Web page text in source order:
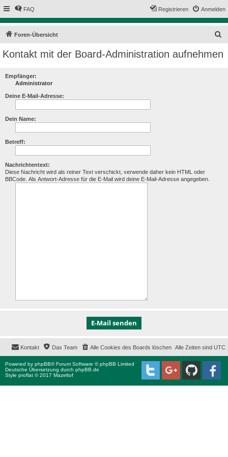
FAQ Anmelden
Registrieren
Foren-Übersicht
c
Kontakt mit der Board-Administration aufnehmen
Empfänger:
Administrator
Deine E-Mail-Adresse:
Dein Name:
Betreff:
Nachrichtentext:
Diese Nachricht wird als reiner Text verschickt, verwende daher kein HTML oder
BBCode. Als Antwort-Adresse für die E-Mail wird deine E-Mail-Adresse angegeben.
Alle Zeiten sind UTC
Alle Cookies des Boards löschen
Das Team
Kontakt
Powered by phpBB® Forum Software © phpBB Limited
Deutsche Übersetzung durch phpBB.de
Style proflat © 2017 Mazeltof